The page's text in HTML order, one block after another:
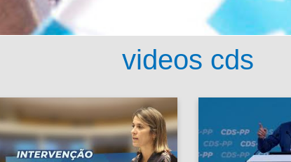
videos cds